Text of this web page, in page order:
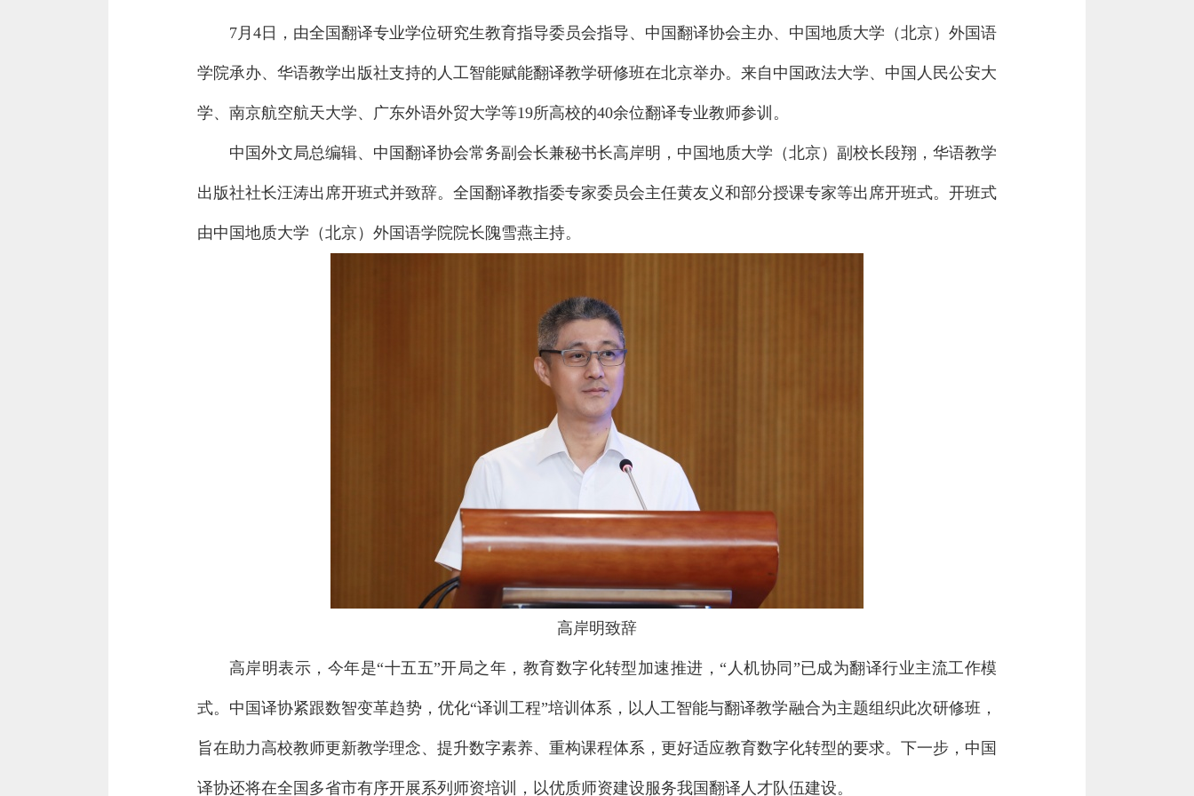
7月4日，由全国翻译专业学位研究生教育指导委员会指导、中国翻译协会主办、中国地质大学（北京）外国语
学院承办、华语教学出版社支持的人工智能赋能翻译教学研修班在北京举办。来自中国政法大学、中国人民公安大
学、南京航空航天大学、广东外语外贸大学等19所高校的40余位翻译专业教师参训。
中国外文局总编辑、中国翻译协会常务副会长兼秘书长高岸明，中国地质大学（北京）副校长段翔，华语教学
出版社社长汪涛出席开班式并致辞。全国翻译教指委专家委员会主任黄友义和部分授课专家等出席开班式。开班式
由中国地质大学（北京）外国语学院院长隗雪燕主持。
高岸明致辞
高岸明表示，今年是“十五五”开局之年，教育数字化转型加速推进，“人机协同”已成为翻译行业主流工作模
式。中国译协紧跟数智变革趋势，优化“译训工程”培训体系，以人工智能与翻译教学融合为主题组织此次研修班，
旨在助力高校教师更新教学理念、提升数字素养、重构课程体系，更好适应教育数字化转型的要求。下一步，中国
译协还将在全国多省市有序开展系列师资培训，以优质师资建设服务我国翻译人才队伍建设。